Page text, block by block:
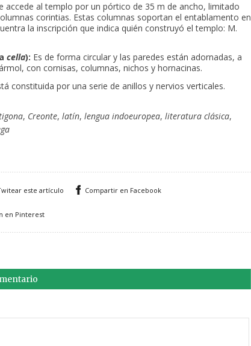
accede al templo por un pórtico de 35 m de ancho, limitado
corintias. Estas columnas soportan el entablamento en
la inscripción que indica quién construyó el templo: M.
cella): Es de forma circular y las paredes están adornadas, a
con cornisas, columnas, nichos y hornacinas.
constituida por una serie de anillos y nervios verticales.
, Creonte, latín, lengua indoeuropea, literatura clásica,
este artículo Compartir en Facebook
en Pinterest